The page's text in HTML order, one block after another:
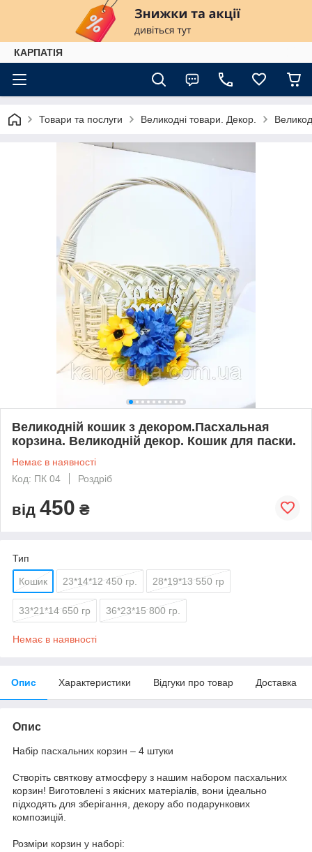
КАРПАТІЯ
Товари та послуги Великодні товари. Декор.
Великодній кошик з декором.Пасхальная
корзина. Великодній декор. Кошик для паски.
Немає в наявності
Код: ПК 04
Роздріб
від 450 ₴
Тип
Кошик 23*14*12 450 гр. 28*19*13 550 гр
33*21*14 650 гр 36*23*15 800 гр.
Немає в наявності
Опис Характеристики Відгуки про товар Доставка
Опис
Набір пасхальних корзин – 4 штуки
Створіть святкову атмосферу з нашим набором пасхальних
корзин! Виготовлені з якісних матеріалів, вони ідеально
підходять для зберігання, декору або подарункових
композицій.
Розміри корзин у наборі: